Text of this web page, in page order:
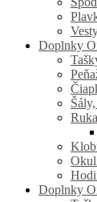
Doplnky
Doplnky